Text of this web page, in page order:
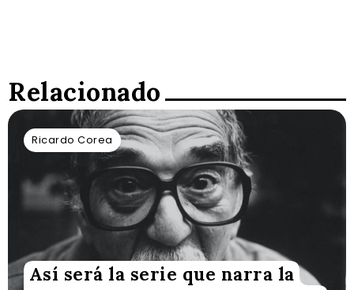
Relacionado
Ricardo Corea
Así será la serie que narra la